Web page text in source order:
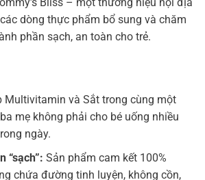
Bliss – một thương hiệu nội địa
dòng thực phẩm bổ sung và chăm
phần sạch, an toàn cho trẻ.
Multivitamin và Sắt trong cùng một
mẹ không phải cho bé uống nhiều
ngày.
“sạch”: Sản phẩm cam kết 100%
chứa đường tinh luyện, không cồn,